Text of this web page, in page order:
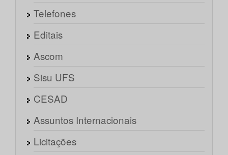
Telefones
Editais
Ascom
Sisu UFS
CESAD
Assuntos Internacionais
Licitações